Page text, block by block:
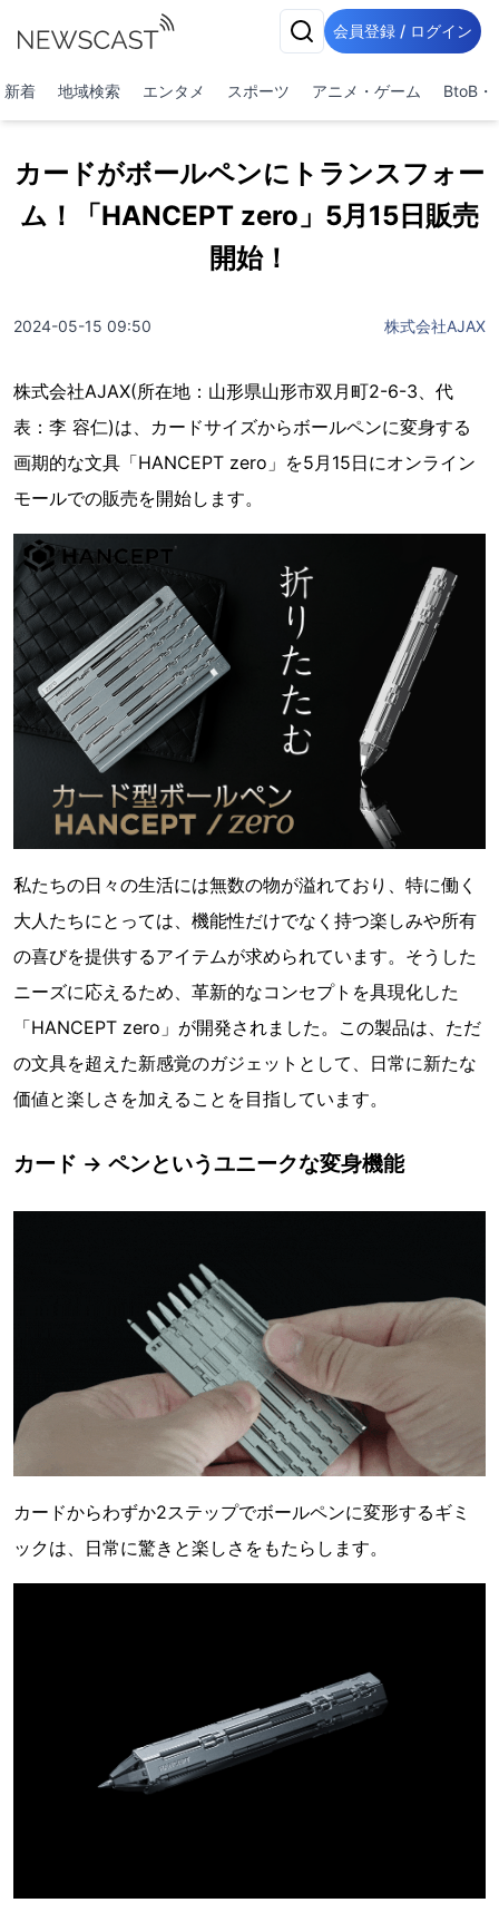
会員登録 / ログイン
新着 地域検索 エンタメ スポーツ アニメ・ゲーム BtoB・
カードがボールペンにトランスフォー
ム！「HANCEPT zero」5月15日販売
開始！
2024-05-15 09:50 株式会社AJAX
株式会社AJAX(所在地：山形県山形市双月町2-6-3、代
表：李 容仁)は、カードサイズからボールペンに変身する
画期的な文具「HANCEPT zero」を5月15日にオンライン
モールでの販売を開始します。
私たちの日々の生活には無数の物が溢れており、特に働く
大人たちにとっては、機能性だけでなく持つ楽しみや所有
の喜びを提供するアイテムが求められています。そうした
ニーズに応えるため、革新的なコンセプトを具現化した
「HANCEPT zero」が開発されました。この製品は、ただ
の文具を超えた新感覚のガジェットとして、日常に新たな
価値と楽しさを加えることを目指しています。
カード → ペンというユニークな変身機能
カードからわずか2ステップでボールペンに変形するギミ
ックは、日常に驚きと楽しさをもたらします。